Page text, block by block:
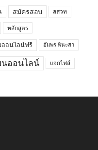
สมัครสอบ สสวท
หลักสูตร
ออนไลน์ฟรี อัมพร พินะสา
นออนไลน์ แจกไฟล์